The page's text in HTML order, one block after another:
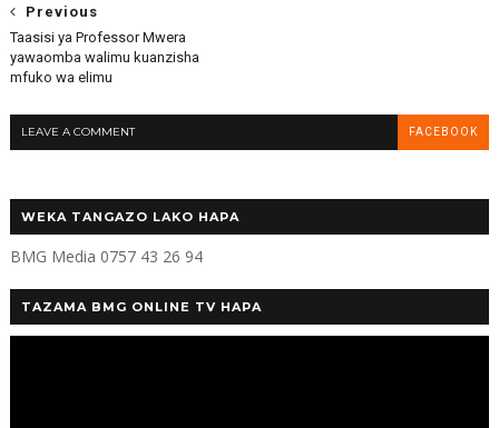
Previous
Taasisi ya Professor Mwera
yawaomba walimu kuanzisha
mfuko wa elimu
LEAVE A COMMENT FACEBOOK
WEKA TANGAZO LAKO HAPA
BMG Media 0757 43 26 94
TAZAMA BMG ONLINE TV HAPA